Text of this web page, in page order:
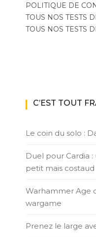
POLITIQUE DE
TOUS NOS TESTS
TOUS NOS TESTS
C’EST TOUT
Le coin du solo :
Duel pour Cardia
petit mais costaud
Warhammer Age
wargame
Prenez le large